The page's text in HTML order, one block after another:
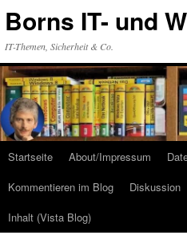
Inhalt
Borns IT- und
IT-Themen, Sicherheit & Co.
Startseite About/Impressum
Kommentieren im Blog
Diskussion
Inhalt (Vista Blog)